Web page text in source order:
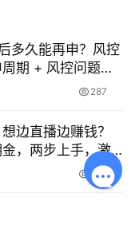
多久能再申？风控
期 + 风控问题汇
287
边直播边赚钱？
，两步上手，激
552